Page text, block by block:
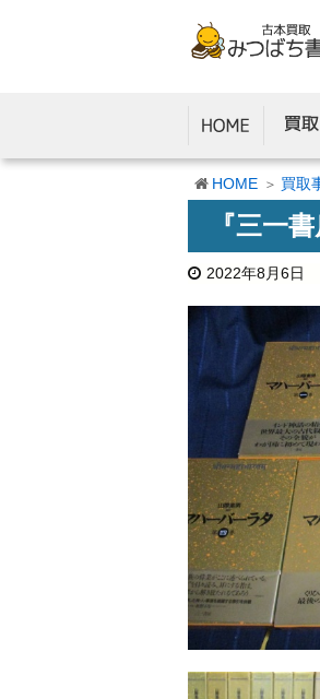
HOME 買取
『三一
2022年8月6日